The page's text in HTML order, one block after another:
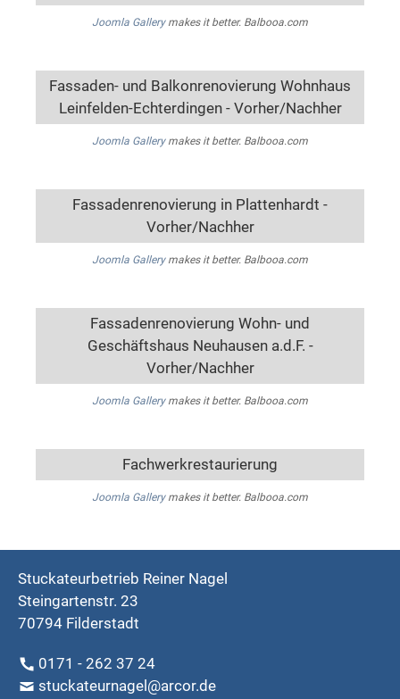
Joomla Gallerymakes it better. Balbooa.com
Fassaden- und Balkonrenovierung Wohnhaus
Leinfelden-Echterdingen - Vorher/Nachher
Joomla Gallerymakes it better. Balbooa.com
Fassadenrenovierung in Plattenhardt -
Vorher/Nachher
Joomla Gallerymakes it better. Balbooa.com
Fassadenrenovierung Wohn- und
Geschäftshaus Neuhausen a.d.F. -
Vorher/Nachher
Joomla Gallerymakes it better. Balbooa.com
Fachwerkrestaurierung
Joomla Gallerymakes it better. Balbooa.com
Stuckateurbetrieb Reiner Nagel
Steingartenstr. 23
70794 Filderstadt
0171 - 262 37 24
stuckateurnagel@arcor.de